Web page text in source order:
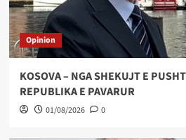
Opinion
KOSOVA – NGA SHEKUJT E
REPUBLIKA E PAVARUR
01/08/2026 0